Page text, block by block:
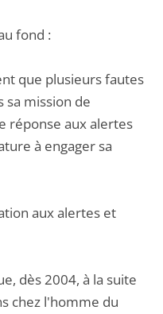
fond :
que plusieurs fautes
sa mission de
réponse aux alertes
à engager sa
aux alertes et
dès 2004, à la suite
chez l'homme du